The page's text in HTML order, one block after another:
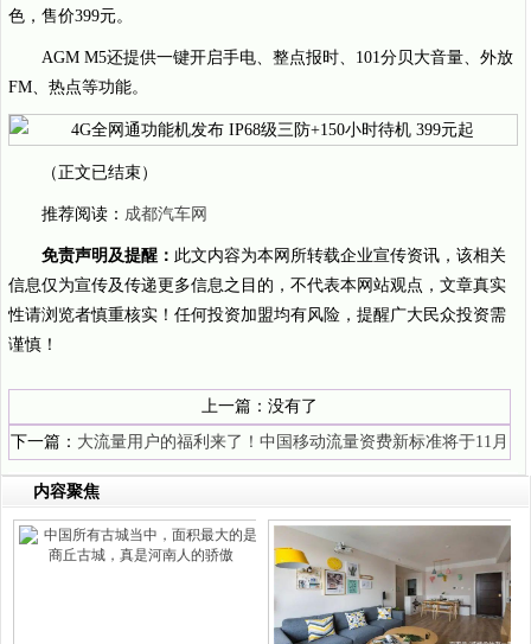
色，售价399元。
AGM M5还提供一键开启手电、整点报时、101分贝大音量、外放
FM、热点等功能。
（正文已结束）
推荐阅读： 成都汽车网
免责声明及提醒： 此文内容为本网所转载企业宣传资讯，该相关
信息仅为宣传及传递更多信息之目的，不代表本网站观点，文章真实
性请浏览者慎重核实！任何投资加盟均有风险，提醒广大民众投资需
谨慎！
上一篇：没有了
下一篇： 大流量用户的福利来了！中国移动流量资费新标准将于11月
23日执行!
内容聚焦